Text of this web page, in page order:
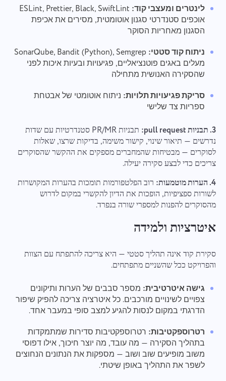
לינטרים ומעצבי קוד: ESLint, Prettier, Black, SwiftLint
אוכפים סטנדרטי סגנון אוטומטית, מסירים את אכיפת
הסגנון מאחריות הסוקר
ניתוח קוד סטטי: SonarQube, Bandit (Python), Semgrep
מעלים באגים פוטנציאליים, פגיעויות ובעיות איכות לפני
שהסקירה האנושית מתחילה
סריקת פגיעויות תלויות: ניתוח אוטומטי של אבטחת
ספריות צד שלישי
3. תבניות pull request:
תבניות PR/MR סטנדרטיות עם שדות
נדרשים — תיאור שינוי, קישור משימה, בדיקות שרצו, שאלות
לסוקרים — מבטיחות שהמחברים מספקים את ההקשר שהסוקרים
צריכים כדי לבצע סקירה יעילה.
4. הערות מוטמעות:
רוב הפלטפורמות תומכות בהערות המקושרות
לשורות ספציפיות, הופכות את הדיון להקשרי במקום לדרוש
מהסוקרים להפנות למספרי שורה בנפרד.
איטרציות ולמידה
סקירת קוד אינה תהליך סטטי — היא צריכה להתפתח עם הצוות
והפרויקט ככל שהשניים מתפתחים.
גישה איטרטיבית: מספר סבבים של הערות ותיקונים
צפויים לשינויים מורכבים. כל איטרציה צריכה להפיק שיפור
הדרגתי במקום לנסות להגיע למצב סופי במעבר אחד.
רטרוספקטיבות: רטרוספקטיבות סדירות שמתמקדות
בתהליך הסקירה — מה עובד, מה יוצר חיכוך, אילו דפוסי
משוב מופיעים שוב ושוב — מספקות את הנתונים הנחוצים
לשפר את התהליך באופן שיטתי.